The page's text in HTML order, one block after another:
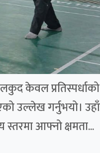
केवल प्रतिस्पर्धाको
उल्लेख गर्नुभयो।
स्तरमा आफ्नो क्षमता...